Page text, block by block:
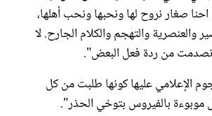
صغار نروح لها ونحبها ونحب أهلها،
والعنصرية والتهجم والكلام الجارح. لا
من ردة فعل البعض".
الإعلامي عليها كونها طلبت من كل
بالفيروس بتوخي الحذر".